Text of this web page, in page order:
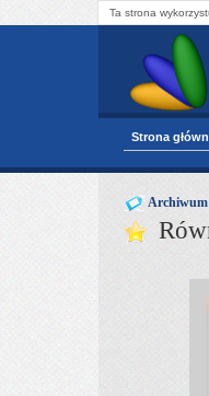
Ta strona
Strona
Archiwum